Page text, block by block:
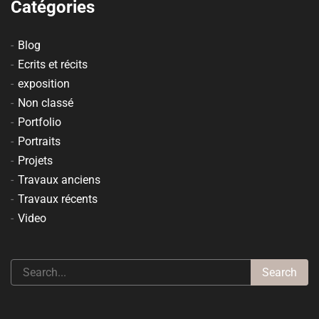
Catégories
Blog
Ecrits et récits
exposition
Non classé
Portfolio
Portraits
Projets
Travaux anciens
Travaux récents
Video